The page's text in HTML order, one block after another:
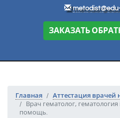
ЗАКАЗАТЬ
Главная
Аттестация врачей
Врач гематолог,
помощь.